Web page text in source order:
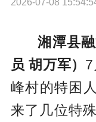
2026-07-08
湘潭县
员 胡万军）
峰村的特困
来了几位特